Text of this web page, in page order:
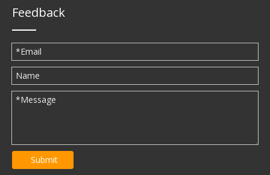
Feedback
Submit